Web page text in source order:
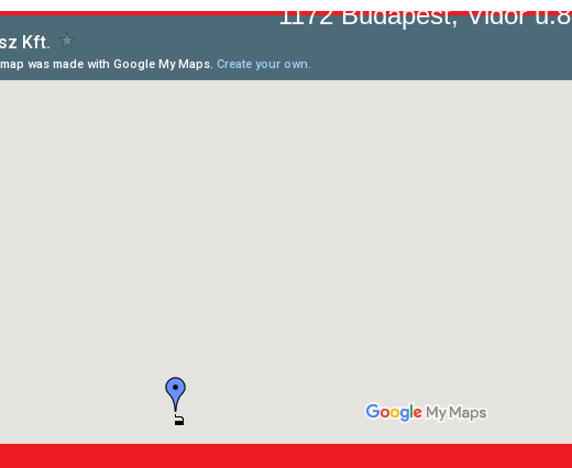
1172 Budapest, Vidor u.8